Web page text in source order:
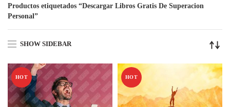
Productos etiquetados “Descargar Libros Gratis De Superacion
Personal”
SHOW SIDEBAR
HOT HOT